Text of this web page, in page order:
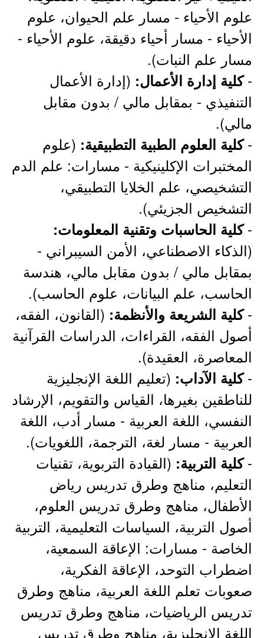
علوم الأحياء - مسار علم الحيوان، علوم
الأحياء - مسار أحياء دقيقة، علوم الأحياء -
مسار علم النبات).
-كلية إدارة الأعمال: (إدارة الأعمال
التنفيذي - بمقابل مالي / بدون مقابل
مالي).
-كلية العلوم الطبية التطبيقية: (علوم
المختبرات الإكلينيكية - مسارات: علم الدم
التشخيصي، علم الخلايا التطبيقي،
التشخيص الجزيئي).
-كلية الحاسبات وتقنية المعلومات:
(الذكاء الاصطناعي، الأمن السيبراني -
بمقابل مالي / بدون مقابل مالي، هندسة
الحاسب، علم البيانات، علوم الحاسب).
-كلية الشريعة والأنظمة: (القانون، الفقه،
أصول الفقه، القراءات، الدراسات القرآنية
المعاصرة، العقيدة).
-كلية الآداب: (تعليم اللغة الإنجليزية
للناطقين بغيرها، القياس والتقويم، الإرشاد
النفسي، اللغة العربية - مسار أدب، اللغة
العربية - مسار لغة، الترجمة، اللغويات).
-كلية التربية: (القيادة التربوية، تقنيات
التعليم، مناهج وطرق تدريس رياض
الأطفال، مناهج وطرق تدريس العلوم،
أصول التربية، السياسات التعليمية، التربية
الخاصة - مسارات: الإعاقة السمعية،
اضطراب التوحد، الإعاقة الفكرية،
صعوبات تعلم اللغة العربية، مناهج وطرق
تدريس الرياضيات، مناهج وطرق تدريس
اللغة الإنجليزية، مناهج وطرق تدريس